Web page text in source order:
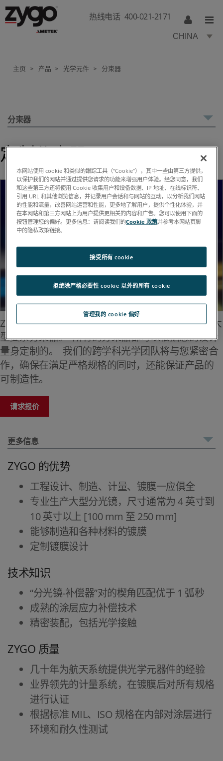
热线电话 400-021-2171
CHINA
主页 > 产品 > 光学元件 > 分束器
分束器
定制分束器
ZYGO 专业生产用于航空航天、国防和研究应用的大
型复杂分束器。 所有的分束器都可以根据您的设计
量身定制的。 我们的跨学科光学团队将与您紧密合
作，确保在满足严格规格的同时，还能保证产品的
可制造性。
请求报价
更多信息
ZYGO 的优势
工程设计、制造、计量、镀膜一应俱全
专业生产大型分光镜，尺寸通常为 4 英寸到
10 英寸以上 [100 mm 至 250 mm]
能够制造和各种材料的镀膜
定制镀膜设计
技术知识
“分光镜-补偿器”对的楔角匹配优于 1 弧秒
成熟的涂层应力补偿技术
精密装配，包括光学接触
ZYGO 质量
几十年为航天系统提供光学元器件的经验
业界领先的计量系统，在镀膜后对所有规格
进行认证
根据标准 MIL、ISO 规格在内部对涂层进行
环境和耐久性测试
本网站使用 cookie 和类似的跟踪工具（“Cookie”），其中一些由第三方提供，
以保护我们的网站并通过提供您请求的功能来增强用户体验。经您同意，我们
和这些第三方还将使用 Cookie 收集用户和设备数据、IP 地址、在线标识符、
引用 URL 和其他浏览信息，并记录用户会话和与网站的互动，以分析我们网站
的性能和流量，改善网站运营和性能，更多地了解用户，提供个性化体验，并
在本网站和第三方网站上为用户提供更相关的内容和广告。您可以使用下面的
按钮管理您的偏好。更多信息：请阅读我们的Cookie 政策并参考本网站页脚
中的隐私政策链接。
管理我的 cookie 偏好
拒绝除严格必要性 cookie 以外的所有 cookie
接受所有 cookie